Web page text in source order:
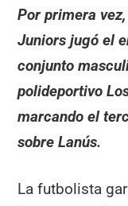
Por primera
Juniors jugó el
conjunto
polideportivo
marcando el
sobre Lanús.
La futbolista